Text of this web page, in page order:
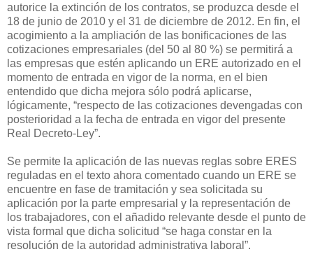
autorice la extinción de los contratos, se produzca desde el
18 de junio de 2010 y el 31 de diciembre de 2012. En fin, el
acogimiento a la ampliación de las bonificaciones de las
cotizaciones empresariales (del 50 al 80 %) se permitirá a
las empresas que estén aplicando un ERE autorizado en el
momento de entrada en vigor de la norma, en el bien
entendido que dicha mejora sólo podrá aplicarse,
lógicamente, “respecto de las cotizaciones devengadas con
posterioridad a la fecha de entrada en vigor del presente
Real Decreto-Ley”.
Se permite la aplicación de las nuevas reglas sobre ERES
reguladas en el texto ahora comentado cuando un ERE se
encuentre en fase de tramitación y sea solicitada su
aplicación por la parte empresarial y la representación de
los trabajadores, con el añadido relevante desde el punto de
vista formal que dicha solicitud “se haga constar en la
resolución de la autoridad administrativa laboral”.